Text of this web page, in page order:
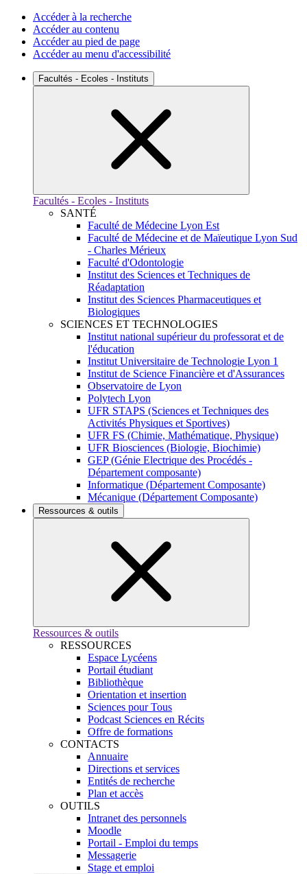
Accéder à la recherche
Accéder au contenu
Accéder au pied de page
Accéder au menu d'accessibilité
Facultés - Ecoles - Instituts
Facultés - Ecoles - Instituts
SANTÉ
Faculté de Médecine Lyon Est
Faculté de Médecine et de Maïeutique Lyon Sud
- Charles Mérieux
Faculté d'Odontologie
Institut des Sciences et Techniques de
Réadaptation
Institut des Sciences Pharmaceutiques et
Biologiques
SCIENCES ET TECHNOLOGIES
Institut national supérieur du professorat et de
l'éducation
Institut Universitaire de Technologie Lyon 1
Institut de Science Financière et d'Assurances
Observatoire de Lyon
Polytech Lyon
UFR STAPS (Sciences et Techniques des
Activités Physiques et Sportives)
UFR FS (Chimie, Mathématique, Physique)
UFR Biosciences (Biologie, Biochimie)
GEP (Génie Electrique des Procédés -
Département composante)
Informatique (Département Composante)
Mécanique (Département Composante)
Ressources & outils
Ressources & outils
RESSOURCES
Espace Lycéens
Portail étudiant
Bibliothèque
Orientation et insertion
Sciences pour Tous
Podcast Sciences en Récits
Offre de formations
CONTACTS
Annuaire
Directions et services
Entités de recherche
Plan et accès
OUTILS
Intranet des personnels
Moodle
Portail - Emploi du temps
Messagerie
Stage et emploi